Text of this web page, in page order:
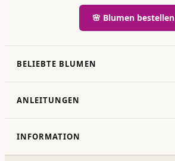
🌸 Blumen bestellen
BELIEBTE BLUMEN
ANLEITUNGEN
INFORMATION